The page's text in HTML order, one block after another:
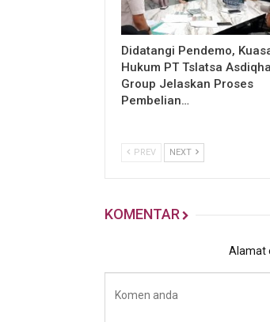
Didatangi Pendemo,
Hukum PT Tslatsa Asdiqha
Group Jelaskan Proses
Pembelian…
PREV NEXT
KOMENTAR
Alamat